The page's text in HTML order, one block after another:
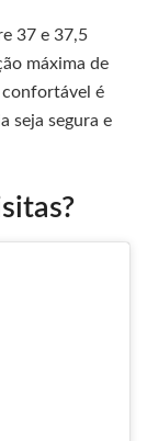
37 e 37,5
máxima de
é
seja segura e